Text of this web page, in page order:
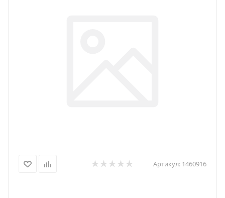
Артикул: 1460916